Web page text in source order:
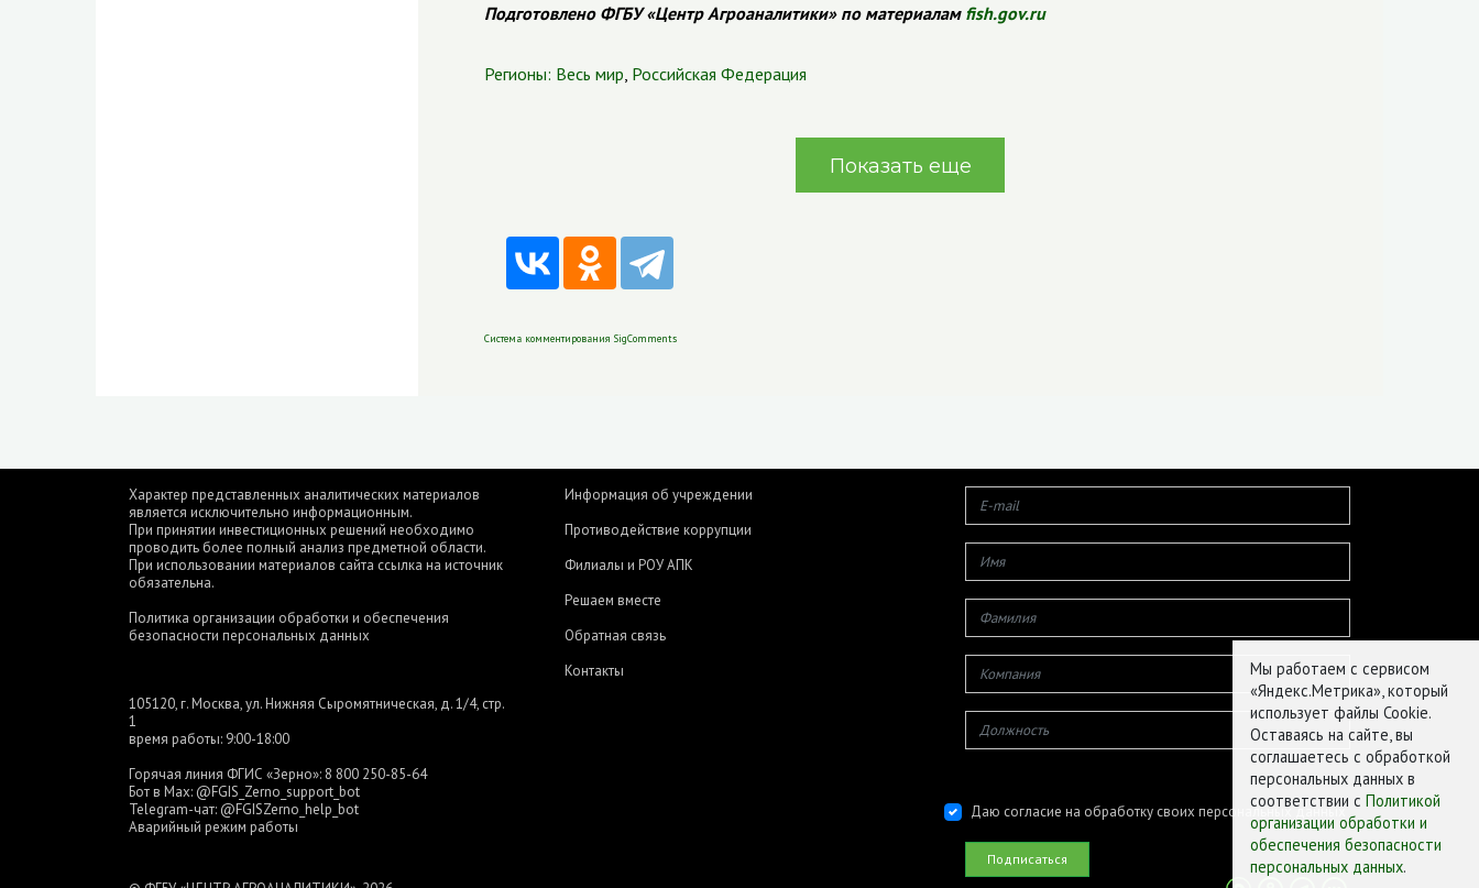
Подготовлено ФГБУ «Центр Агроаналитики» по материалам fish.gov.ru
Регионы: Весь мир, Российская Федерация
Показать еще
Система комментирования SigComments
Характер представленных аналитических материалов
является исключительно информационным.
При принятии инвестиционных решений необходимо
проводить более полный анализ предметной области.
При использовании материалов сайта ссылка на источник
обязательна.
Политика организации обработки и обеспечения
безопасности персональных данных
105120, г. Москва, ул. Нижняя Сыромятническая, д. 1/4, стр.
1
время работы: 9:00-18:00
Горячая линия ФГИС «Зерно»: 8 800 250-85-64
Бот в Max: @FGIS_Zerno_support_bot
Telegram-чат: @FGISZerno_help_bot
Аварийный режим работы
Информация об учреждении
Противодействие коррупции
Филиалы и РОУ АПК
Решаем вместе
Обратная связь
Контакты
Даю согласие на обработку своих персональных данных
Мы работаем с сервисом
«Яндекс.Метрика», который
использует файлы Cookie.
Оставаясь на сайте, вы
соглашаетесь с обработкой
персональных данных в
соответствии с Политикой
организации обработки и
обеспечения безопасности
персональных данных.